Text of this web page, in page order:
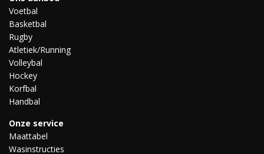
Voetbal
Basketbal
Rugby
Atletiek/Running
Volleybal
Hockey
Korfbal
Handbal
Onze service
Maattabel
Wasinstructies